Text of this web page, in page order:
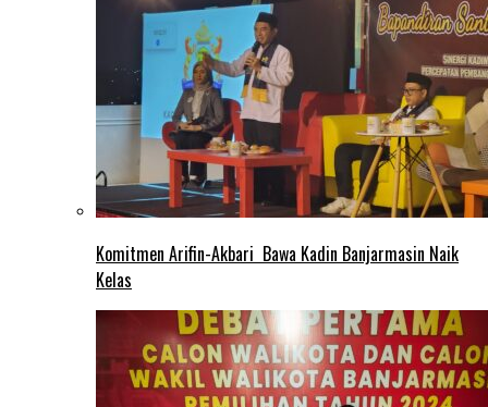
Komitmen Arifin-Akbari Bawa Kadin Banjarmasin Naik
Kelas